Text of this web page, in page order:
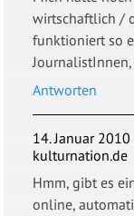
wirtschaftlich /
funktioniert so
Antworten
14. Januar
kulturnation.de
Hmm, gibt es
online,